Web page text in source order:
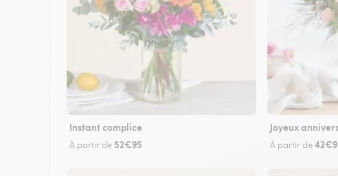
Instant complice
À partir de 52€95
Joyeux
À partir de